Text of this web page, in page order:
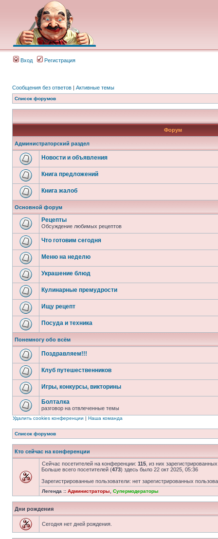
Вход Регистрация
Сообщения без ответов | Активные темы
Список форумов
Форум
Администраторский раздел
Новости и объявления
Книга предложений
Книга жалоб
Основной форум
Рецепты
Обсуждение любимых рецептов
Что готовим сегодня
Меню на неделю
Украшение блюд
Кулинарные премудрости
Ищу рецепт
Посуда и техника
Понемногу обо всём
Поздравляем!!!
Клуб путешественников
Игры, конкурсы, викторины
Болталка
разговор на отвлеченные темы
Удалить cookies конференции | Наша команда
Список форумов
Кто сейчас на конференции
Сейчас посетителей на конференции: 115 , из них
Больше всего посетителей (473) здесь было 22 окт 2025, 05:36
Зарегистрированные пользователи: нет зарегистрированных
Легенда :: Администраторы Супермодераторы
Дни рождения
Сегодня нет дней рождения.